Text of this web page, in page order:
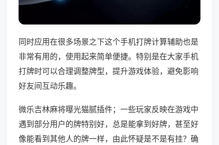
同时应用在很多场景之下这个手机打牌计算辅助也是
非常有用的，使用起来简单便捷。特别是在大家手机
打牌时可以合理调整牌型，提升游戏体验，避免影响
好友间互动乐趣。
微乐吉林麻将曝光猫腻插件；一些玩家反映在游戏中
遇到部分用户的牌特别好，总是能拿到好牌，甚至好
像能看到其他人的牌一样，由此怀疑是不是有挂？确